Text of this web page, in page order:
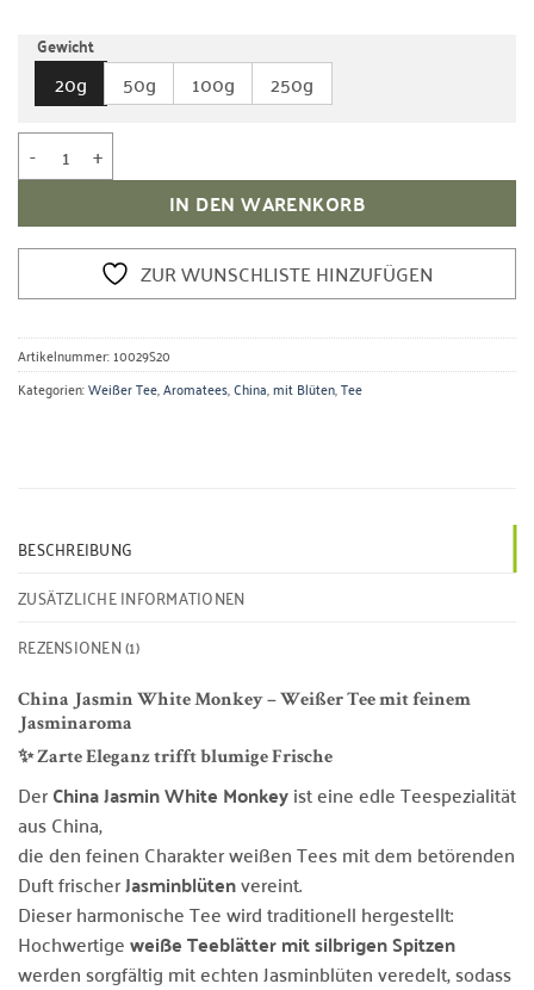
Gewicht
20g 50g 100g 250g
Weißer Tee China Jasmin White Monkey Menge
IN DEN WARENKORB
ZUR WUNSCHLISTE HINZUFÜGEN
Artikelnummer:10029S20
Kategorien:Weißer Tee,Aromatees,China,mit Blüten,Tee
BESCHREIBUNG
ZUSÄTZLICHE INFORMATIONEN
REZENSIONEN (1)
China Jasmin White Monkey – Weißer Tee mit feinem
Jasminaroma
✨ Zarte Eleganz trifft blumige Frische
DerChina Jasmin White Monkeyist eine edle Teespezialität
aus China,
die den feinen Charakter weißen Tees mit dem betörenden
Duft frischerJasminblütenvereint.
Dieser harmonische Tee wird traditionell hergestellt:
Hochwertigeweiße Teeblätter mit silbrigen Spitzen
werden sorgfältig mit echten Jasminblüten veredelt, sodass